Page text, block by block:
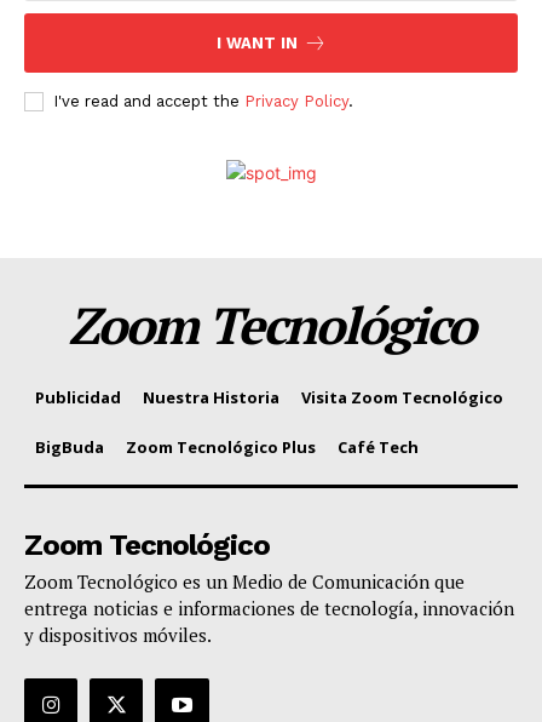
I WANT IN
I've read and accept the Privacy Policy.
Zoom Tecnológico
Publicidad Nuestra Historia Visita Zoom Tecnológico
BigBuda Zoom Tecnológico Plus Café Tech
Zoom Tecnológico
Zoom Tecnológico es un Medio de Comunicación que
entrega noticias e informaciones de tecnología, innovación
y dispositivos móviles.